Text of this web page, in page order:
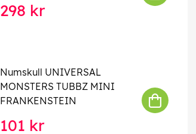
298 kr
Numskull UNIVERSAL
MONSTERS TUBBZ MINI
FRANKENSTEIN
101 kr